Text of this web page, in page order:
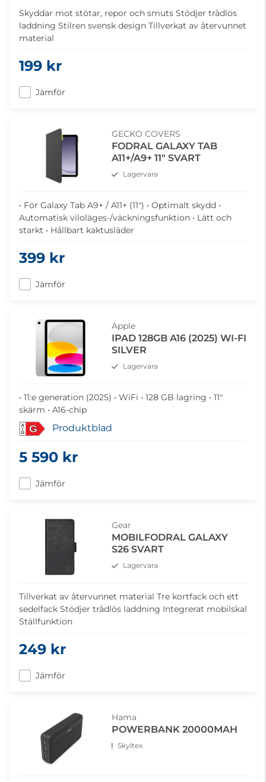
Skyddar mot stötar, repor och smuts Stödjer trådlös
laddning Stilren svensk design Tillverkat av återvunnet
material
199 kr
Jämför
GECKO COVERS
FODRAL GALAXY TAB
A11+/A9+ 11" SVART
Lagervara
• För Galaxy Tab A9+ / A11+ (11") • Optimalt skydd •
Automatisk viloläges-/väckningsfunktion • Lätt och
starkt • Hållbart kaktusläder
399 kr
Jämför
Apple
IPAD 128GB A16 (2025) WI-FI
SILVER
Lagervara
• 11:e generation (2025) • WiFi • 128 GB lagring • 11"
skärm • A16-chip
G Produktblad
5 590 kr
Jämför
Gear
MOBILFODRAL GALAXY
S26 SVART
Lagervara
Tillverkat av återvunnet material Tre kortfack och ett
sedelfack Stödjer trådlös laddning Integrerat mobilskal
Ställfunktion
249 kr
Jämför
Hama
POWERBANK 20000MAH
Skyltex